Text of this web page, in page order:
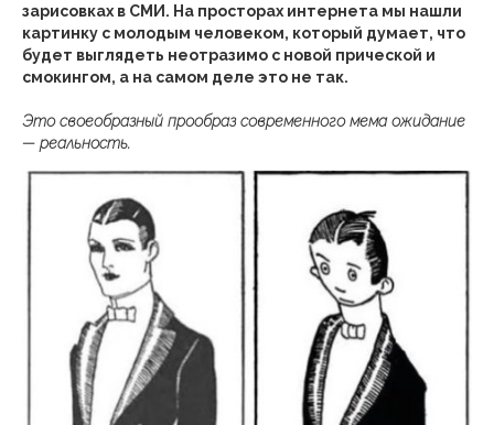
зарисовках в СМИ. На просторах интернета мы нашли
картинку с молодым человеком, который думает, что
будет выглядеть неотразимо с новой прической и
смокингом, а на самом деле это не так.
Это своеобразный прообраз современного мема ожидание
— реальность.